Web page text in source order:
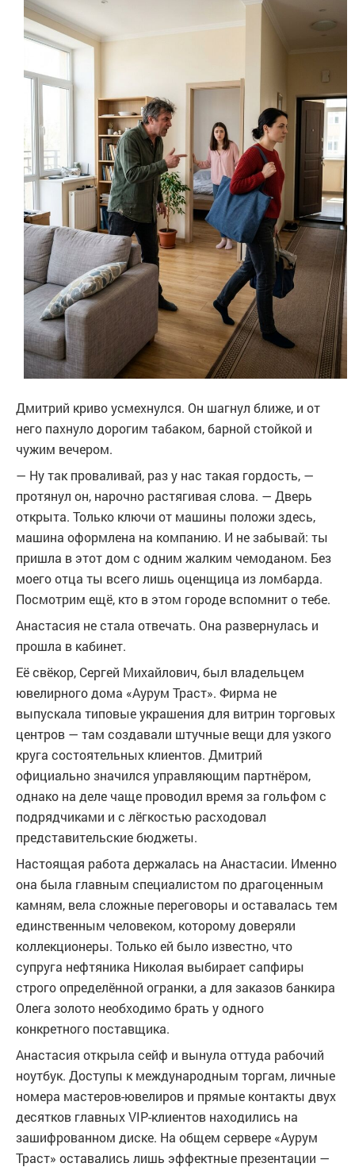
Дмитрий криво усмехнулся. Он шагнул ближе, и от
него пахнуло дорогим табаком, барной стойкой и
чужим вечером.
— Ну так проваливай, раз у нас такая гордость, —
протянул он, нарочно растягивая слова. — Дверь
открыта. Только ключи от машины положи здесь,
машина оформлена на компанию. И не забывай: ты
пришла в этот дом с одним жалким чемоданом. Без
моего отца ты всего лишь оценщица из ломбарда.
Посмотрим ещё, кто в этом городе вспомнит о тебе.
Анастасия не стала отвечать. Она развернулась и
прошла в кабинет.
Её свёкор, Сергей Михайлович, был владельцем
ювелирного дома «Аурум Траст». Фирма не
выпускала типовые украшения для витрин торговых
центров — там создавали штучные вещи для узкого
круга состоятельных клиентов. Дмитрий
официально значился управляющим партнёром,
однако на деле чаще проводил время за гольфом с
подрядчиками и с лёгкостью расходовал
представительские бюджеты.
Настоящая работа держалась на Анастасии. Именно
она была главным специалистом по драгоценным
камням, вела сложные переговоры и оставалась тем
единственным человеком, которому доверяли
коллекционеры. Только ей было известно, что
супруга нефтяника Николая выбирает сапфиры
строго определённой огранки, а для заказов банкира
Олега золото необходимо брать у одного
конкретного поставщика.
Анастасия открыла сейф и вынула оттуда рабочий
ноутбук. Доступы к международным торгам, личные
номера мастеров-ювелиров и прямые контакты двух
десятков главных VIP-клиентов находились на
зашифрованном диске. На общем сервере «Аурум
Траст» оставались лишь эффектные презентации —